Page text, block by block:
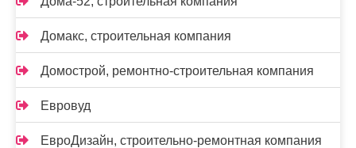
Домакс, строительная компания
Домострой, ремонтно-строительная компания
Евровуд
ЕвроДизайн, строительно-ремонтная компания